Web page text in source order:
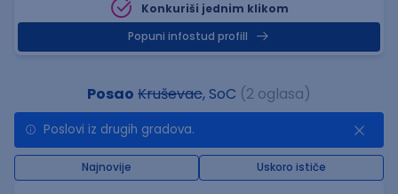
Konkuriši jednim klikom
Popuni infostud profill
Posao Kruševac, SoC (2 oglasa)
Poslovi iz drugih gradova.
Najnovije Uskoro ističe